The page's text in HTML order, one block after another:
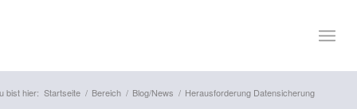
bist hier: Startseite / Bereich / Blog/News / Herausforderung Datensicherung